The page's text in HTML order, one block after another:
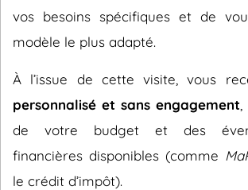
vos besoins spécifiques et de
modèle le plus adapté.
À l’issue de cette visite, vous
personnalisé et sans engagement
de votre budget et des
financières disponibles (comme
le crédit d’impôt).